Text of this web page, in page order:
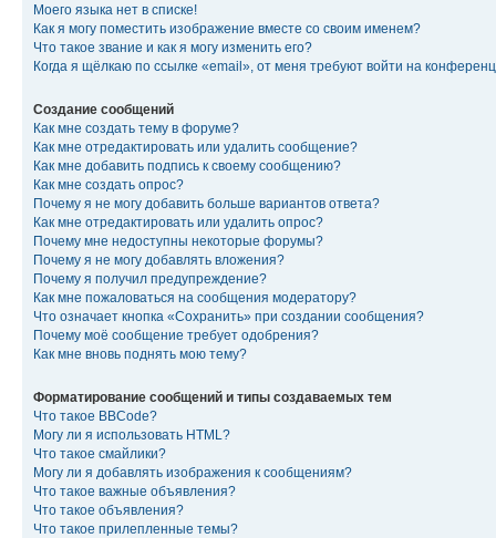
Моего языка нет в списке!
Как я могу поместить изображение вместе со своим именем?
Что такое звание и как я могу изменить его?
Когда я щёлкаю по ссылке «email», от меня требуют войти на
Создание сообщений
Как мне создать тему в форуме?
Как мне отредактировать или удалить сообщение?
Как мне добавить подпись к своему сообщению?
Как мне создать опрос?
Почему я не могу добавить больше вариантов ответа?
Как мне отредактировать или удалить опрос?
Почему мне недоступны некоторые форумы?
Почему я не могу добавлять вложения?
Почему я получил предупреждение?
Как мне пожаловаться на сообщения модератору?
Что означает кнопка «Сохранить» при создании сообщения?
Почему моё сообщение требует одобрения?
Как мне вновь поднять мою тему?
Форматирование сообщений и типы создаваемых тем
Что такое BBCode?
Могу ли я использовать HTML?
Что такое смайлики?
Могу ли я добавлять изображения к сообщениям?
Что такое важные объявления?
Что такое объявления?
Что такое прилепленные темы?